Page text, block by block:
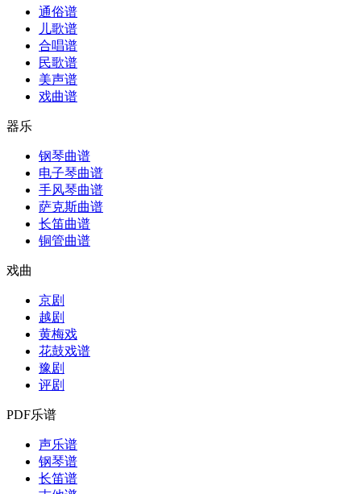
通俗谱
儿歌谱
合唱谱
民歌谱
美声谱
戏曲谱
器乐
钢琴曲谱
电子琴曲谱
手风琴曲谱
萨克斯曲谱
长笛曲谱
铜管曲谱
戏曲
京剧
越剧
黄梅戏
花鼓戏谱
豫剧
评剧
PDF乐谱
声乐谱
钢琴谱
长笛谱